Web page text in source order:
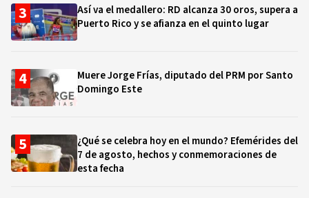
Así va el medallero: RD alcanza 30 oros, supera a
Puerto Rico y se afianza en el quinto lugar
Muere Jorge Frías, diputado del PRM por Santo
Domingo Este
¿Qué se celebra hoy en el mundo? Efemérides del
7 de agosto, hechos y conmemoraciones de
esta fecha